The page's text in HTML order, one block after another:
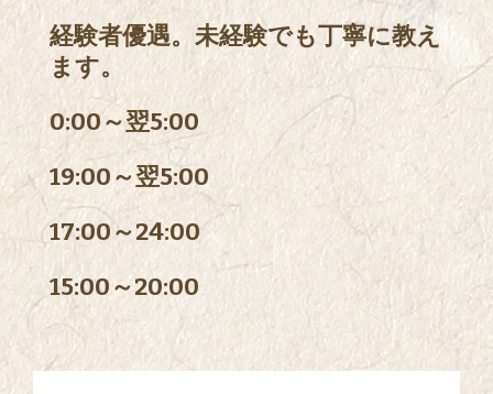
経験者優遇。未経験でも丁寧に教え
ます。
0:00～翌5:00
19:00～翌5:00
17:00～24:00
15:00～20:00